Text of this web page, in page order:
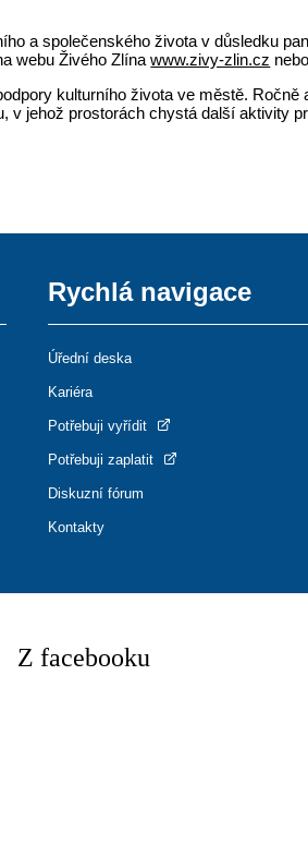
a společenského života v důsledku
webu Živého Zlínawww.zivy-zlin.cz
kulturního života ve městě.
jehož prostorách chystá další aktivity
Rychlá navigace
Úřední deska
Kariéra
Potřebuji vyřídit
Potřebuji zaplatit
Diskuzní fórum
Kontakty
Z facebooku